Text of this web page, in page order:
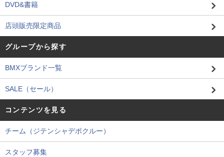
DVD&書籍
店頭販売限定商品
グループから探す
BMXブランド一覧
SALE（セール）
コンテンツを見る
チーム（ジテンシャデポクルー）
スタッフ募集